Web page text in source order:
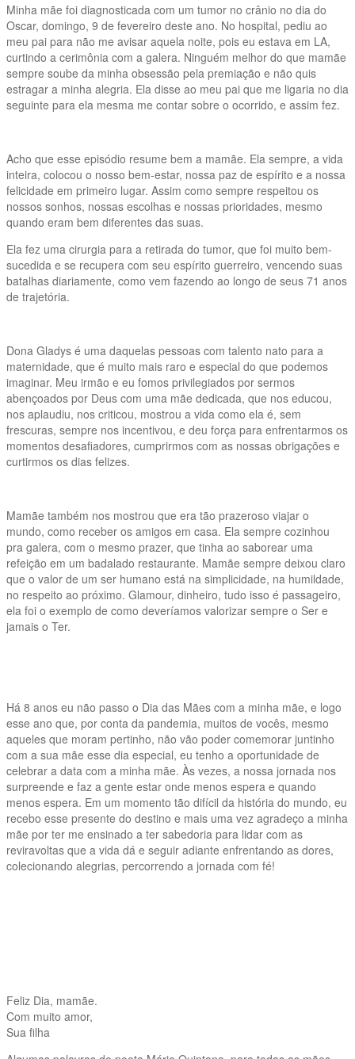
Minha mãe foi diagnosticada com um tumor no crânio no dia do
Oscar, domingo, 9 de fevereiro deste ano. No hospital, pediu ao
meu pai para não me avisar aquela noite, pois eu estava em LA,
curtindo a cerimônia com a galera. Ninguém melhor do que mamãe
sempre soube da minha obsessão pela premiação e não quis
estragar a minha alegria. Ela disse ao meu pai que me ligaria no dia
seguinte para ela mesma me contar sobre o ocorrido, e assim fez.
Acho que esse episódio resume bem a mamãe. Ela sempre, a vida
inteira, colocou o nosso bem-estar, nossa paz de espírito e a nossa
felicidade em primeiro lugar. Assim como sempre respeitou os
nossos sonhos, nossas escolhas e nossas prioridades, mesmo
quando eram bem diferentes das suas.
Ela fez uma cirurgia para a retirada do tumor, que foi muito bem-
sucedida e se recupera com seu espírito guerreiro, vencendo suas
batalhas diariamente, como vem fazendo ao longo de seus 71 anos
de trajetória.
Dona Gladys é uma daquelas pessoas com talento nato para a
maternidade, que é muito mais raro e especial do que podemos
imaginar. Meu irmão e eu fomos privilegiados por sermos
abençoados por Deus com uma mãe dedicada, que nos educou,
nos aplaudiu, nos criticou, mostrou a vida como ela é, sem
frescuras, sempre nos incentivou, e deu força para enfrentarmos os
momentos desafiadores, cumprirmos com as nossas obrigações e
curtirmos os dias felizes.
Mamãe também nos mostrou que era tão prazeroso viajar o
mundo, como receber os amigos em casa. Ela sempre cozinhou
pra galera, com o mesmo prazer, que tinha ao saborear uma
refeição em um badalado restaurante. Mamãe sempre deixou claro
que o valor de um ser humano está na simplicidade, na humildade,
no respeito ao próximo. Glamour, dinheiro, tudo isso é passageiro,
ela foi o exemplo de como deveríamos valorizar sempre o Ser e
jamais o Ter.
Há 8 anos eu não passo o Dia das Mães com a minha mãe, e logo
esse ano que, por conta da pandemia, muitos de vocês, mesmo
aqueles que moram pertinho, não vão poder comemorar juntinho
com a sua mãe esse dia especial, eu tenho a oportunidade de
celebrar a data com a minha mãe. Às vezes, a nossa jornada nos
surpreende e faz a gente estar onde menos espera e quando
menos espera. Em um momento tão difícil da história do mundo, eu
recebo esse presente do destino e mais uma vez agradeço a minha
mãe por ter me ensinado a ter sabedoria para lidar com as
reviravoltas que a vida dá e seguir adiante enfrentando as dores,
colecionando alegrias, percorrendo a jornada com fé!
Feliz Dia, mamãe.
Com muito amor,
Sua filha